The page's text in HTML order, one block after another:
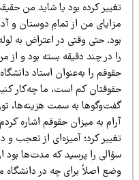
کرده بود یا شاید من حقیقتِ
من از تمامِ دوستان و
حتی وقتی در اعتراض به
در چند دقیقه بسته بود و از من
را به‌عنوان استاد دانشگاه
کم است، ما چه‌کار کنیم؟»
به سمت هزینه‌ها، تورم
به میزان حقوقم اشاره کردم،
کرد؛ آمیزه‌ای از تعجب و
را پرسید که مدت‌ها بود از
اصلاً برای چه در دانشگاه